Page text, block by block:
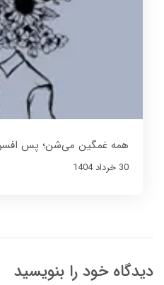
همه غمگین می‌شن؛ پس
30 خرداد 1404
دیدگاه خود را بنویسید